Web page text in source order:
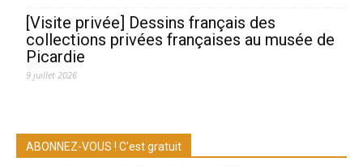
[Visite privée] Dessins français des
collections privées françaises au musée de
Picardie
9 juillet 2026
ABONNEZ-VOUS ! C'est gratuit